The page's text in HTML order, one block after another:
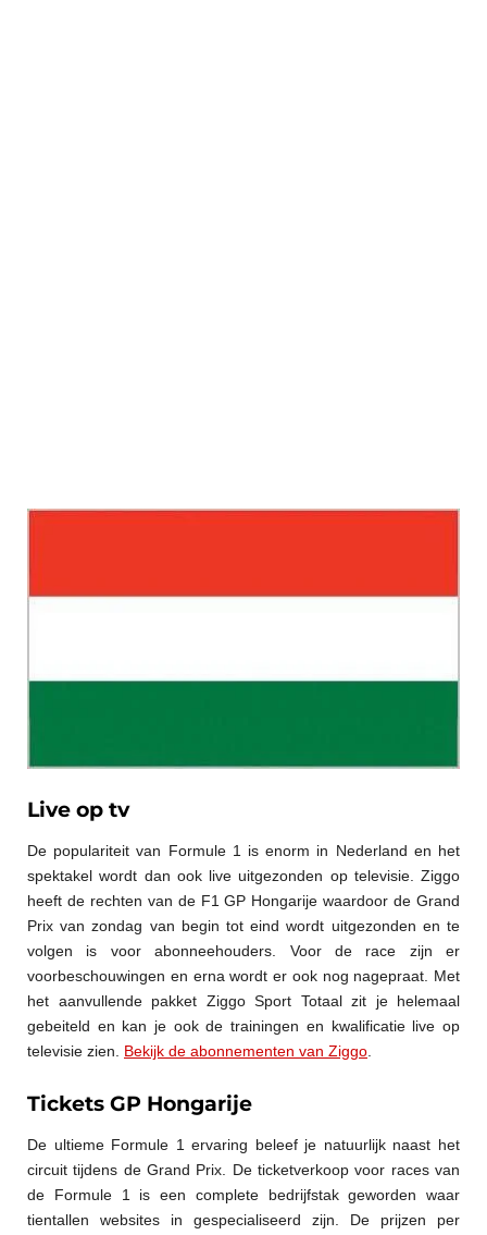
Live op tv
De populariteit van Formule 1 is enorm in Nederland en het
spektakel wordt dan ook live uitgezonden op televisie. Ziggo
heeft de rechten van de F1 GP Hongarije waardoor de Grand
Prix van zondag van begin tot eind wordt uitgezonden en te
volgen is voor abonneehouders. Voor de race zijn er
voorbeschouwingen en erna wordt er ook nog nagepraat. Met
het aanvullende pakket Ziggo Sport Totaal zit je helemaal
gebeiteld en kan je ook de trainingen en kwalificatie live op
televisie zien.
Bekijk de abonnementen van Ziggo
Tickets GP Hongarije
De ultieme Formule 1 ervaring beleef je natuurlijk naast het
circuit tijdens de Grand Prix. De ticketverkoop voor races van
de Formule 1 is een complete bedrijfstak geworden waar
tientallen websites in gespecialiseerd zijn. De prijzen per